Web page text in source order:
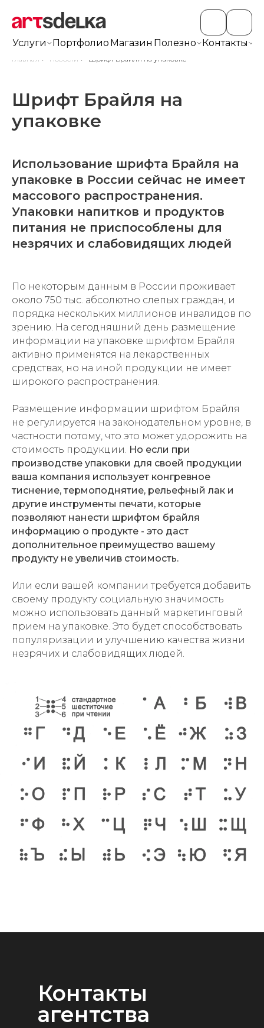
Услуги Портфолио Магазин Полезно Контакты
Главная / Новости / Шрифт Брайля на упаковке
Шрифт Брайля на
упаковке
Использование шрифта Брайля на
упаковке в России сейчас не имеет
массового распространения.
Упаковки напитков и продуктов
питания не приспособлены для
незрячих и слабовидящих людей
По некоторым данным в России проживает
около 750 тыс. абсолютно слепых граждан, и
порядка нескольких миллионов инвалидов по
зрению. На сегодняшний день размещение
информации на упаковке шрифтом Брайля
активно применятся на лекарственных
средствах, но на иной продукции не имеет
широкого распространения.
Размещение информации шрифтом Брайля
не регулируется на законодательном уровне, в
частности потому, что это может удорожить на
стоимость продукции. Но если при
производстве упаковки для своей продукции
ваша компания использует конгревное
тиснение, термоподнятие, рельефный лак и
другие инструменты печати, которые
позволяют нанести шрифтом брайля
информацию о продукте - это даст
дополнительное преимущество вашему
продукту не увеличив стоимость.
Или если вашей компании требуется добавить
своему продукту социальную значимость
можно использовать данный маркетинговый
прием на упаковке. Это будет способствовать
популяризации и улучшению качества жизни
незрячих и слабовидящих людей.
Контакты
агентства